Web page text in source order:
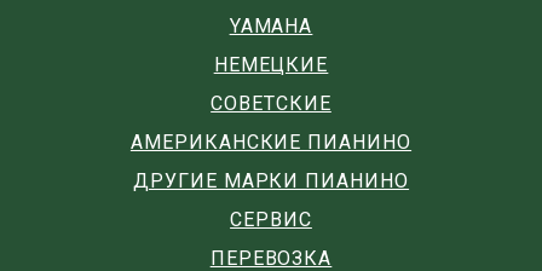
YAMAHA
НЕМЕЦКИЕ
СОВЕТСКИЕ
АМЕРИКАНСКИЕ ПИАНИНО
ДРУГИЕ МАРКИ ПИАНИНО
СЕРВИС
ПЕРЕВОЗКА